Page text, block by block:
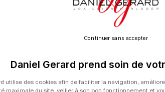
Cordon
850.00€
Daniel Gerard prend soin de
utilise des cookies afin de faciliter la navigation,
maximale du site, veiller à son bon fonctionnement et
Continuer sans accepter